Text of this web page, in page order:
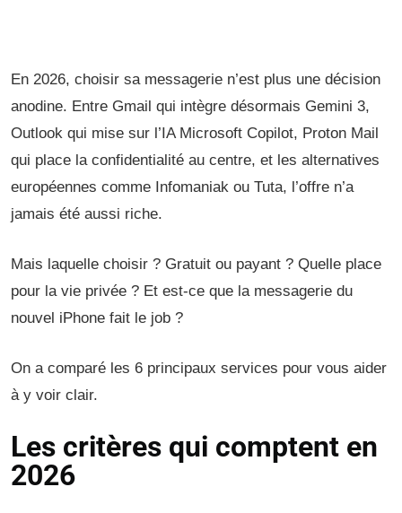
En 2026, choisir sa messagerie n’est plus une décision
anodine. Entre Gmail qui intègre désormais Gemini 3,
Outlook qui mise sur l’IA Microsoft Copilot, Proton Mail
qui place la confidentialité au centre, et les alternatives
européennes comme Infomaniak ou Tuta, l’offre n’a
jamais été aussi riche.
Mais laquelle choisir ? Gratuit ou payant ? Quelle place
pour la vie privée ? Et est-ce que la messagerie du
nouvel iPhone fait le job ?
On a comparé les 6 principaux services pour vous aider
à y voir clair.
Les critères qui comptent en
2026